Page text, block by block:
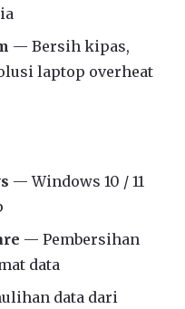
— Bersih kipas,
laptop overheat
— Windows 10 / 11
— Pembersihan
data
data dari